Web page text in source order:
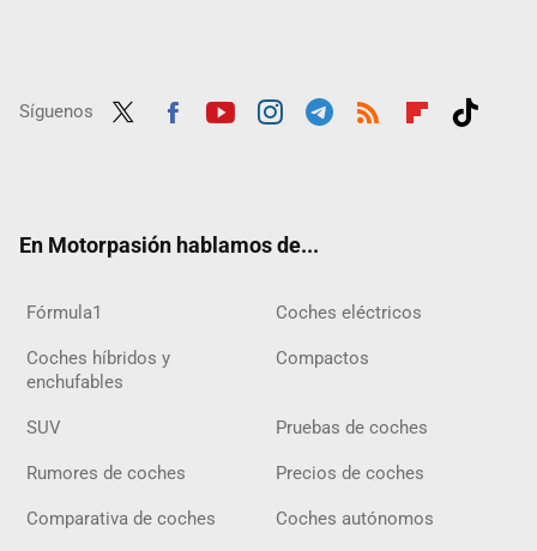
Síguenos
En Motorpasión hablamos de...
Fórmula1 Coches eléctricos
Coches híbridos y
enchufables
Compactos
SUV Pruebas de coches
Rumores de coches Precios de coches
Comparativa de coches Coches autónomos